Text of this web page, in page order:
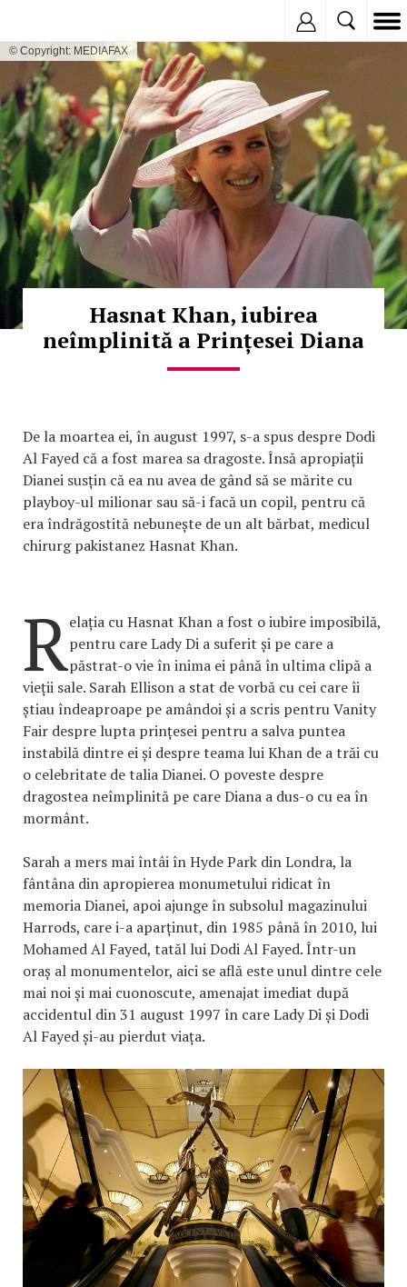
© Copyright: MEDIAFAX
Hasnat Khan, iubirea
neîmplinită a Prințesei Diana
De la moartea ei, în august 1997, s-a spus despre Dodi
Al Fayed că a fost marea sa dragoste. Însă apropiații
Dianei susțin că ea nu avea de gând să se mărite cu
playboy-ul milionar sau să-i facă un copil, pentru că
era îndrăgostită nebunește de un alt bărbat, medicul
chirurg pakistanez Hasnat Khan.
Relația cu Hasnat Khan a fost o iubire imposibilă,
pentru care Lady Di a suferit și pe care a
păstrat-o vie în inima ei până în ultima clipă a
vieții sale. Sarah Ellison a stat de vorbă cu cei care îi
știau îndeaproape pe amândoi și a scris pentru Vanity
Fair despre lupta prințesei pentru a salva puntea
instabilă dintre ei și despre teama lui Khan de a trăi cu
o celebritate de talia Dianei. O poveste despre
dragostea neîmplinită pe care Diana a dus-o cu ea în
mormânt.
Sarah a mers mai întâi în Hyde Park din Londra, la
fântâna din apropierea monumetului ridicat în
memoria Dianei, apoi ajunge în subsolul magazinului
Harrods, care i-a aparținut, din 1985 până în 2010, lui
Mohamed Al Fayed, tatăl lui Dodi Al Fayed. Într-un
oraș al monumentelor, aici se află este unul dintre cele
mai noi și mai cuonoscute, amenajat imediat după
accidentul din 31 august 1997 în care Lady Di și Dodi
Al Fayed și-au pierdut viața.